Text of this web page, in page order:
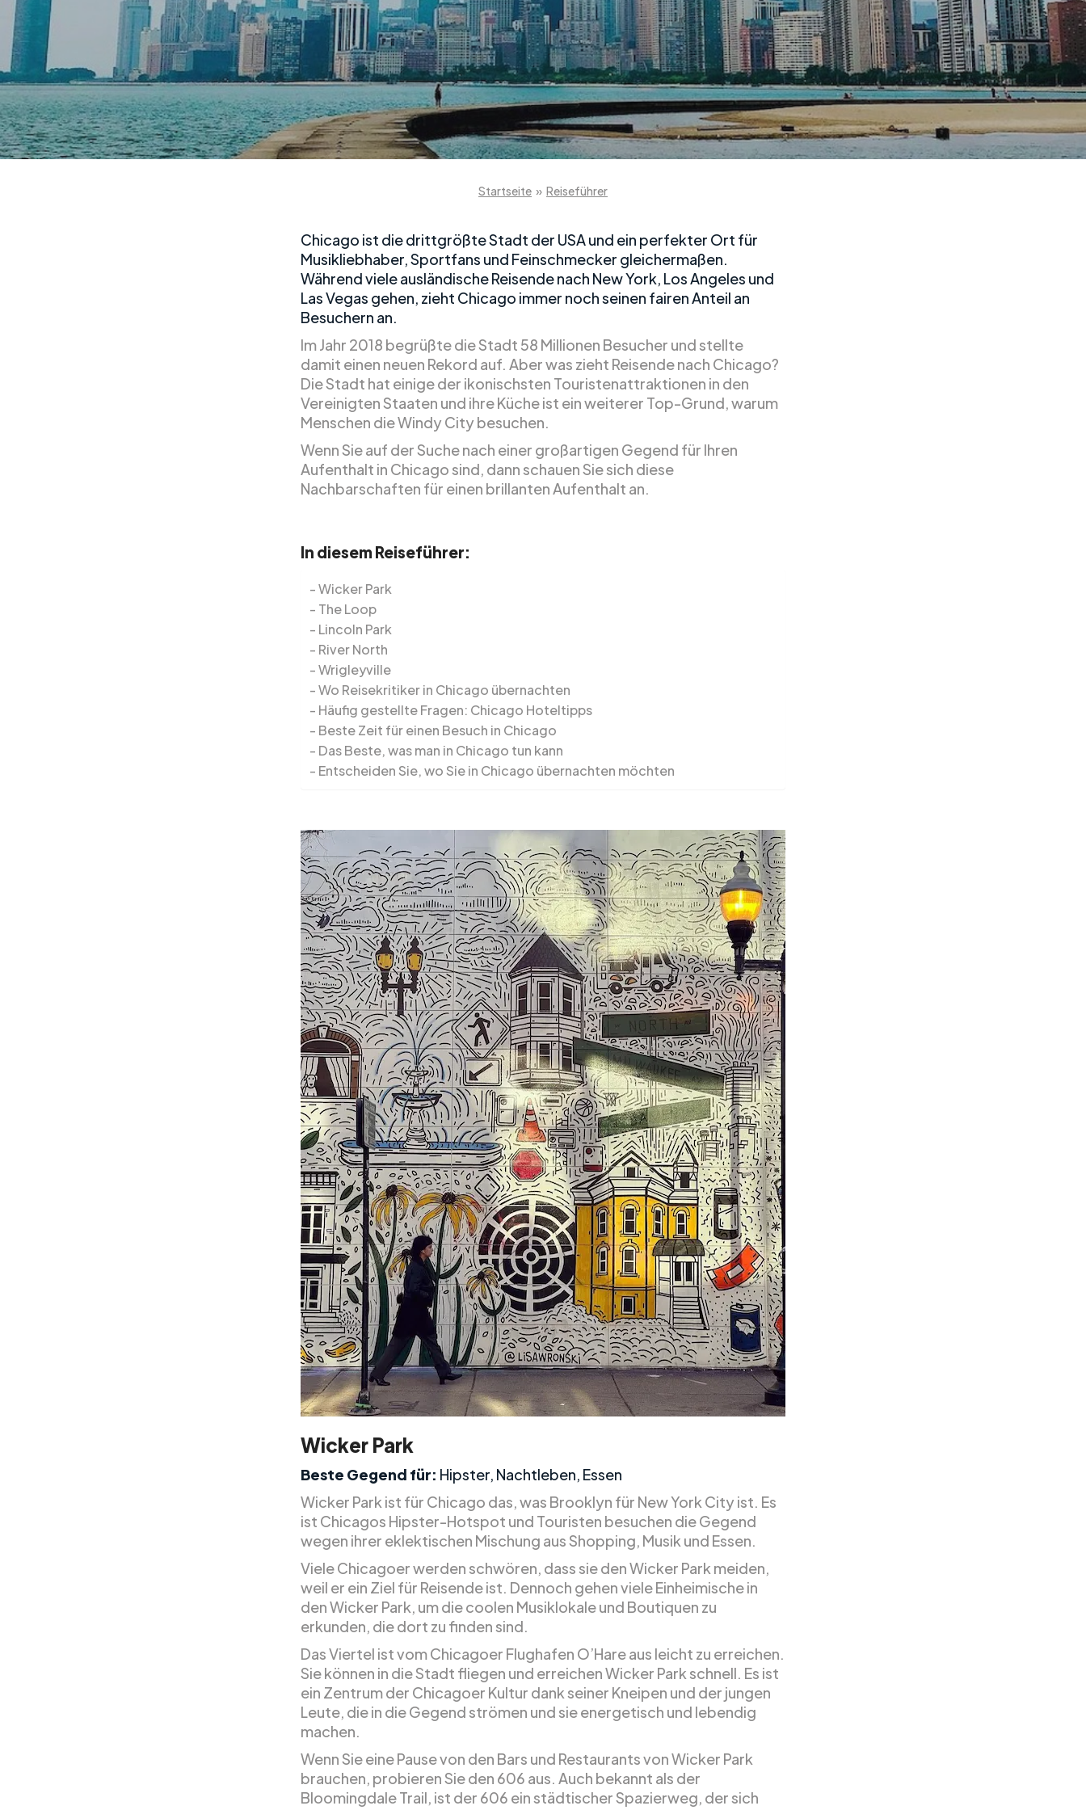
Startseite » Reiseführer
Chicago ist die drittgrößte Stadt der USA und ein perfekter Ort für
Musikliebhaber, Sportfans und Feinschmecker gleichermaßen.
Während viele ausländische Reisende nach New York, Los Angeles und
Las Vegas gehen, zieht Chicago immer noch seinen fairen Anteil an
Besuchern an.
Im Jahr 2018 begrüßte die Stadt 58 Millionen Besucher und stellte
damit einen neuen Rekord auf. Aber was zieht Reisende nach Chicago?
Die Stadt hat einige der ikonischsten Touristenattraktionen in den
Vereinigten Staaten und ihre Küche ist ein weiterer Top-Grund, warum
Menschen die Windy City besuchen.
Wenn Sie auf der Suche nach einer großartigen Gegend für Ihren
Aufenthalt in Chicago sind, dann schauen Sie sich diese
Nachbarschaften für einen brillanten Aufenthalt an.
In diesem Reiseführer:
Wicker Park
The Loop
Lincoln Park
River North
Wrigleyville
Wo Reisekritiker in Chicago übernachten
Häufig gestellte Fragen: Chicago Hoteltipps
Beste Zeit für einen Besuch in Chicago
Das Beste, was man in Chicago tun kann
Entscheiden Sie, wo Sie in Chicago übernachten möchten
Wicker Park
Beste Gegend für: Hipster, Nachtleben, Essen
Wicker Park ist für Chicago das, was Brooklyn für New York City ist. Es
ist Chicagos Hipster-Hotspot und Touristen besuchen die Gegend
wegen ihrer eklektischen Mischung aus Shopping, Musik und Essen.
Viele Chicagoer werden schwören, dass sie den Wicker Park meiden,
weil er ein Ziel für Reisende ist. Dennoch gehen viele Einheimische in
den Wicker Park, um die coolen Musiklokale und Boutiquen zu
erkunden, die dort zu finden sind.
Das Viertel ist vom Chicagoer Flughafen O’Hare aus leicht zu erreichen.
Sie können in die Stadt fliegen und erreichen Wicker Park schnell. Es ist
ein Zentrum der Chicagoer Kultur dank seiner Kneipen und der jungen
Leute, die in die Gegend strömen und sie energetisch und lebendig
machen.
Wenn Sie eine Pause von den Bars und Restaurants von Wicker Park
brauchen, probieren Sie den 606 aus. Auch bekannt als der
Bloomingdale Trail, ist der 606 ein städtischer Spazierweg, der sich